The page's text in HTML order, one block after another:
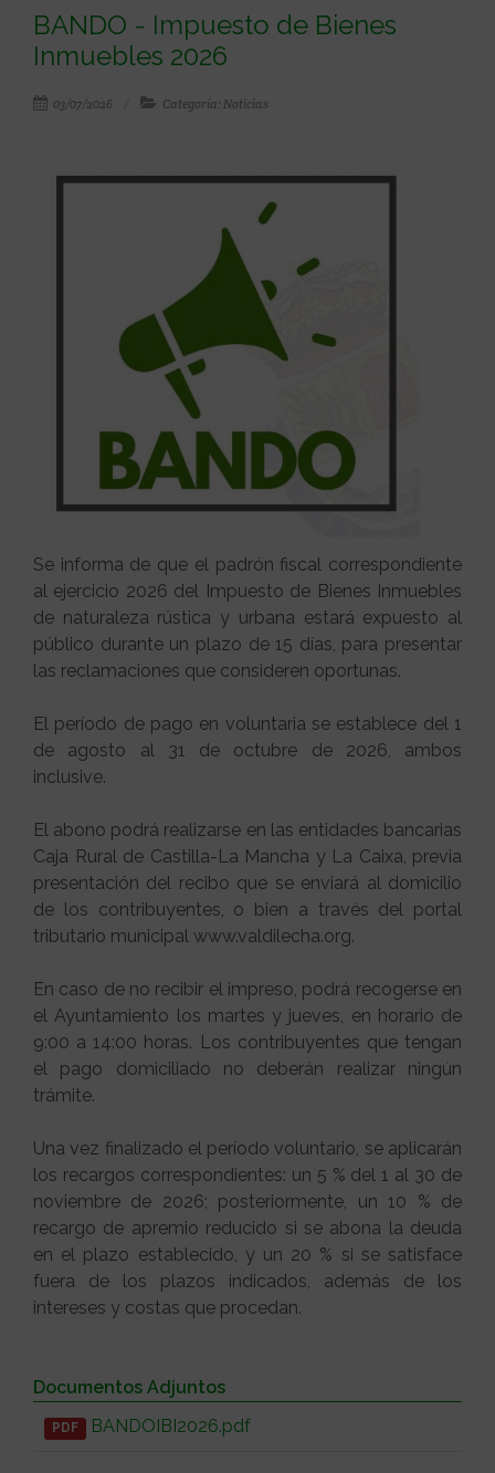
BANDO - Impuesto de Bienes
Inmuebles 2026
03/07/2026 Categoría: Noticias
Se informa de que el padrón fiscal correspondiente
al ejercicio 2026 del Impuesto de Bienes Inmuebles
de naturaleza rústica y urbana estará expuesto al
público durante un plazo de 15 días, para presentar
las reclamaciones que consideren oportunas.
El período de pago en voluntaria se establece del 1
de agosto al 31 de octubre de 2026, ambos
inclusive.
El abono podrá realizarse en las entidades bancarias
Caja Rural de Castilla-La Mancha y La Caixa, previa
presentación del recibo que se enviará al domicilio
de los contribuyentes, o bien a través del portal
tributario municipal www.valdilecha.org.
En caso de no recibir el impreso, podrá recogerse en
el Ayuntamiento los martes y jueves, en horario de
9:00 a 14:00 horas. Los contribuyentes que tengan
el pago domiciliado no deberán realizar ningún
trámite.
Una vez finalizado el período voluntario, se aplicarán
los recargos correspondientes: un 5 % del 1 al 30 de
noviembre de 2026; posteriormente, un 10 % de
recargo de apremio reducido si se abona la deuda
en el plazo establecido, y un 20 % si se satisface
fuera de los plazos indicados, además de los
intereses y costas que procedan.
Documentos Adjuntos
PDF BANDOIBI2026.pdf